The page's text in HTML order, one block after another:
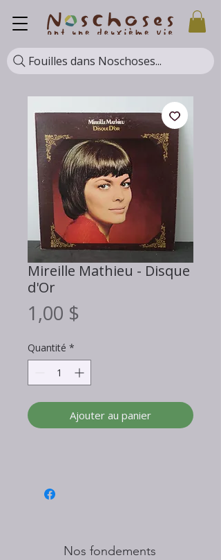
Fouilles dans Noschoses...
Mireille Mathieu - Disque
d'Or
1,00 $
Quantité *
Ajouter au panier
Nos fondements